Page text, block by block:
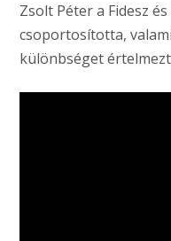
Zsolt Péter a Fidesz
csoportosította,
különbséget